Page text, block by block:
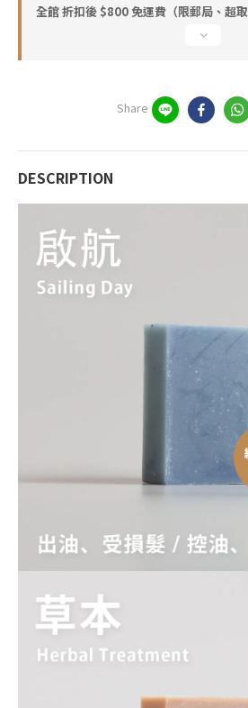
全館 折扣後 $800 免運費（限郵局、超
Share
DESCRIPTION